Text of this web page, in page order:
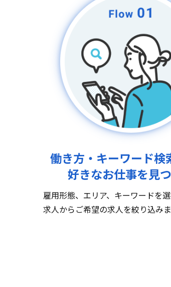
働き方・キーワード検
好きなお仕事を見
雇用形態、エリア、キーワードを
求人からご希望の求人を絞り込みま